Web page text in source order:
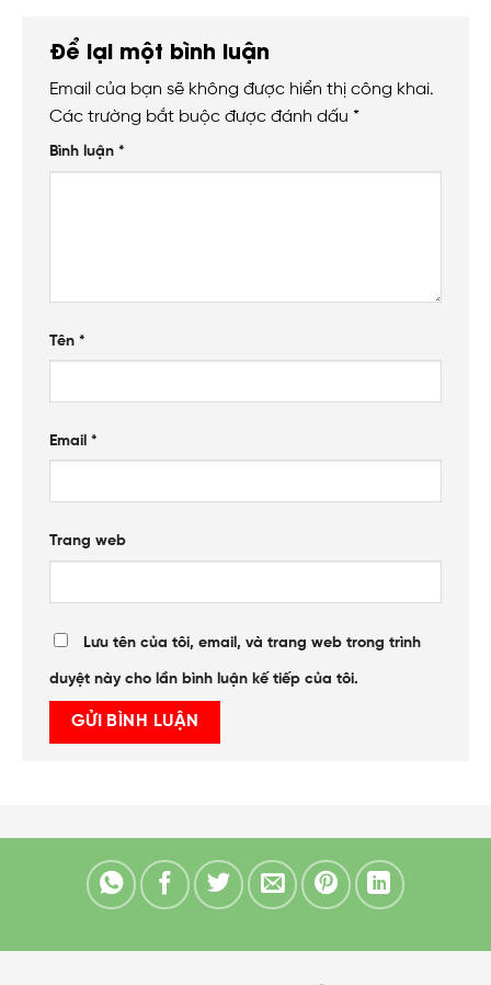
Để lại một bình luận
Email của bạn sẽ không được hiển thị công khai.
Các trường bắt buộc được đánh dấu *
Bình luận *
Tên *
Email *
Trang web
Lưu tên của tôi, email, và trang web trong trình
duyệt này cho lần bình luận kế tiếp của tôi.